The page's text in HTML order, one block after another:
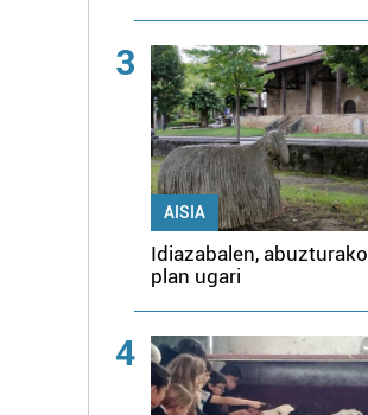
3
AISIA
Idiazabalen, abuzturako
plan ugari
4